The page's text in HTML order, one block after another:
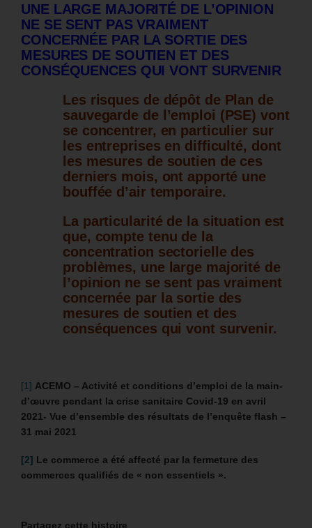
UNE LARGE MAJORITÉ DE L’OPINION
NE SE SENT PAS VRAIMENT
CONCERNÉE PAR LA SORTIE DES
MESURES DE SOUTIEN ET DES
CONSÉQUENCES QUI VONT SURVENIR
Les risques de dépôt de Plan de
sauvegarde de l’emploi (PSE) vont
se concentrer, en particulier sur
les entreprises en difficulté, dont
les mesures de soutien de ces
derniers mois, ont apporté une
bouffée d’air temporaire.
La particularité de la situation est
que, compte tenu de la
concentration sectorielle des
problèmes, une large majorité de
l’opinion ne se sent pas vraiment
concernée par la sortie des
mesures de soutien et des
conséquences qui vont survenir.
[1] ACEMO – Activité et conditions d’emploi de la main-
d’œuvre pendant la crise sanitaire Covid-19 en avril
2021- Vue d’ensemble des résultats de l’enquête flash –
31 mai 2021
[2] Le commerce a été affecté par la fermeture des
commerces qualifiés de « non essentiels ».
Partagez cette histoire